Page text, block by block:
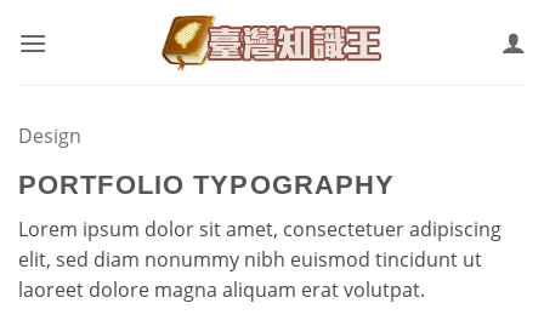
Design
PORTFOLIO TYPOGRAPHY
Lorem ipsum dolor sit amet, consectetuer adipiscing
elit, sed diam nonummy nibh euismod tincidunt ut
laoreet dolore magna aliquam erat volutpat.